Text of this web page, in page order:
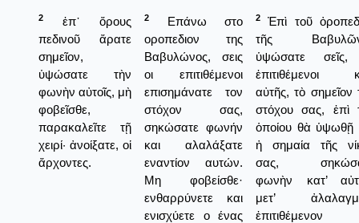
2
ἐπ᾿ ὄρους
πεδινοῦ ἄρατε
σημεῖον,
ὑψώσατε τὴν
φωνὴν αὐτοῖς, μὴ
φοβεῖσθε,
παρακαλεῖτε τῇ
χειρί· ἀνοίξατε, οἱ
ἄρχοντες.
2
Επάνω στο
οροπεδιον της
Βαβυλώνος, σεις
οι επιτιθέμενοι
επισημάνατε τον
στόχον σας,
σηκώσατε φωνήν
και αλαλάξατε
εναντίον αυτών.
Μη φοβείσθε·
ενθαρρύνετε και
ενισχύετε ο ένας
2
Ἐπὶ τοῦ
τῆς
ὑψώσατε σεῖς,
ἐπιτιθέμενοι
αὐτῆς, τὸ σημεῖον
στόχου σας, ἐπὶ
ὁποίου θὰ ὑψωθῇ
ἡ σημαία τῆς
σας,
φωνὴν κατ’
μετ’
ἐπιτιθέμενον